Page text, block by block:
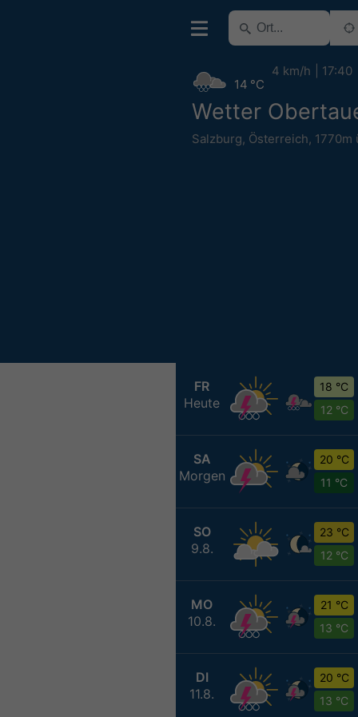
Wetter
Salzburg, Österreich, 1770m
14 °C
4 km/h 17:40
FR
Heute
18 °C
12 °C
SA
Morgen
20 °C
11 °C
SO
9.8.
23 °C
12 °C
MO
10.8.
21 °C
13 °C
DI
11.8.
20 °C
13 °C